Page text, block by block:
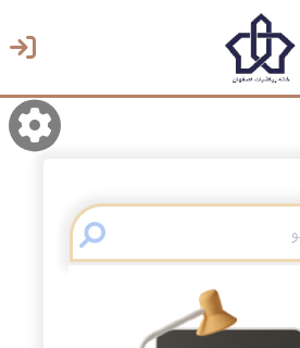
انتخاب زبان